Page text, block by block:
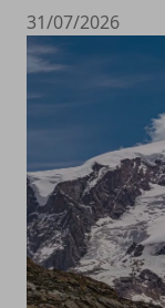
31/07/2026